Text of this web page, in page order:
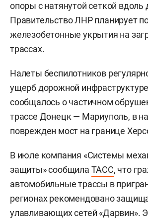
опоры с натянутой сеткой вдоль
Правительство ЛНР планирует
железобетонные укрытия на
трассах.
Налеты беспилотников
ущерб дорожной
сообщалось о частичном
трассе Донецк — Мариуполь, в
поврежден мост на границе
В июле компания «Системы
защиты» сообщила ТАСС, что
автомобильные трассы в
регионах рекомендовано
улавливающих сетей «Дарвин».